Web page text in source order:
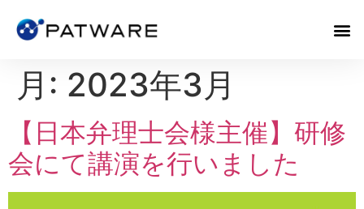
月: 2023年3月
【日本弁理士会様主催】研修
会にて講演を行いました